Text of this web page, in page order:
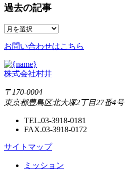
過去の記事
お問い合わせはこちら
株式会社村井
〒170-0004
東京都豊島区北大塚2丁目27番4号
TEL.03-3918-0181
FAX.03-3918-0172
サイトマップ
ミッション